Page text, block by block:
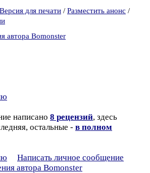
Версия для печати / Разместить анонс /
автора Bomonster
написано 8 рецензий, здесь
остальные - в полном
Написать личное сообщение
автора Bomonster